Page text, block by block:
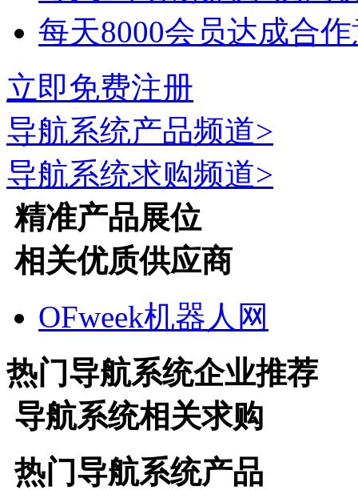
每天8000会员达成合
立即免费注册
导航系统产品频道>
导航系统求购频道>
精准产品展位
相关优质供应商
OFweek机器人网
热门导航系统企业推荐
导航系统相关求购
热门导航系统产品